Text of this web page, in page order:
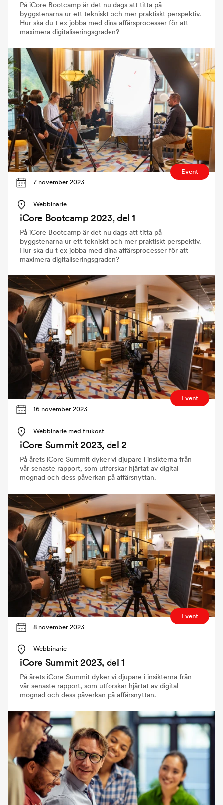
På iCore Bootcamp är det nu dags att titta på
byggstenarna ur ett tekniskt och mer praktiskt perspektiv.
Hur ska du t ex jobba med dina affärsprocesser för att
maximera digitaliseringsgraden?
Event
7 november 2023
Webbinarie
iCore Bootcamp 2023, del 1
På iCore Bootcamp är det nu dags att titta på
byggstenarna ur ett tekniskt och mer praktiskt perspektiv.
Hur ska du t ex jobba med dina affärsprocesser för att
maximera digitaliseringsgraden?
Event
16 november 2023
Webbinarie med frukost
iCore Summit 2023, del 2
På årets iCore Summit dyker vi djupare i insikterna från
vår senaste rapport, som utforskar hjärtat av digital
mognad och dess påverkan på affärsnyttan.
Event
8 november 2023
Webbinarie
iCore Summit 2023, del 1
På årets iCore Summit dyker vi djupare i insikterna från
vår senaste rapport, som utforskar hjärtat av digital
mognad och dess påverkan på affärsnyttan.